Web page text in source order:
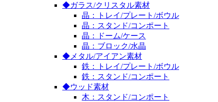
◆ガラス/クリスタル素材
晶：トレイ/プレート/ボウル
晶：スタンド/コンポート
晶：ドーム/ケース
晶：ブロック/水晶
◆メタル/アイアン素材
鉄：トレイ/プレート/ボウル
鉄：スタンド/コンポート
◆ウッド素材
木：スタンド/コンポート